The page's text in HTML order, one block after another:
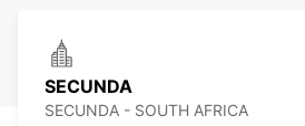
SECUNDA
SECUNDA - SOUTH AFRICA